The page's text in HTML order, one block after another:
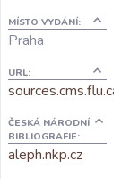
MÍSTO VYDÁNÍ:
Praha
URL:
ČESKÁ NÁRODNÍ
BIBLIOGRAFIE:
aleph.nkp.cz